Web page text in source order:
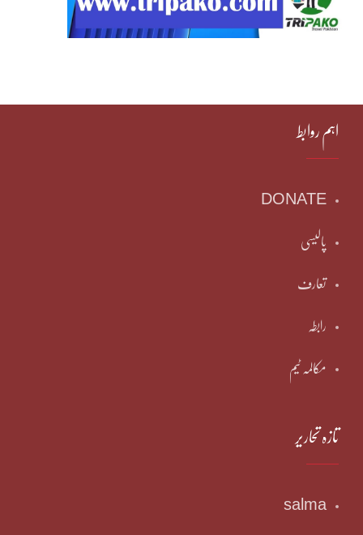
اہم روابط
DONATE
پالیسی
تعارف
رابطہ
مکالمہ ٹیم
تازہ تحاریر
salma